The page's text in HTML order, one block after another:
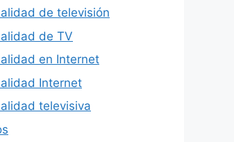
de televisión
de TV
en Internet
Internet
televisiva